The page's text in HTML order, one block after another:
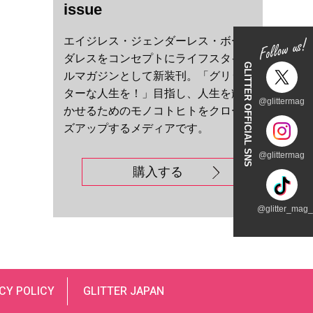
GLITTER OFFICIAL SNS @glittermag
@glittermag
issue
エイジレス・ジェンダーレス・ボー
ダレスをコンセプトにライフスタイ
ルマガジンとして新装刊。「グリッ
ターな人生を！」目指し、人生を輝
かせるためのモノコトヒトをクロー
ズアップするメディアです。
購入する
POLICY GLITTER JAPAN